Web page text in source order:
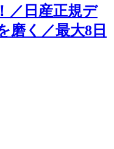
／日産正規デ
磨く／最大8日